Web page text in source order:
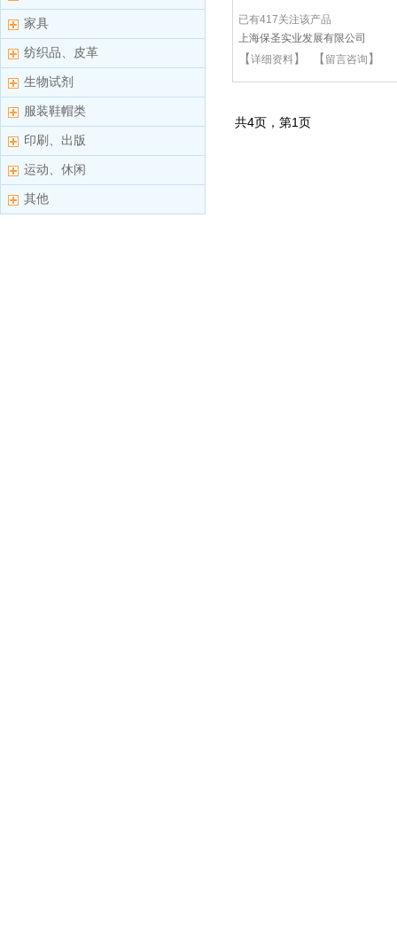
家具
纺织品、皮革
生物试剂
服装鞋帽类
印刷、出版
运动、休闲
其他
已有417关注该产品
上海保圣实业发展有限公司
【详细资料】 【 留言咨询 】
共4页，第1页